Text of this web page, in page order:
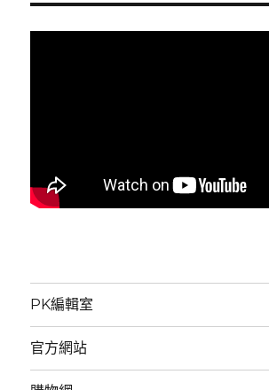
PK編輯室
官方網站